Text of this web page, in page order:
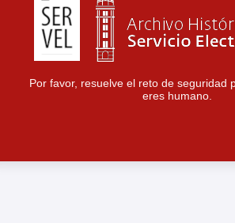
Por favor, resuelve el reto de seguridad
eres humano.